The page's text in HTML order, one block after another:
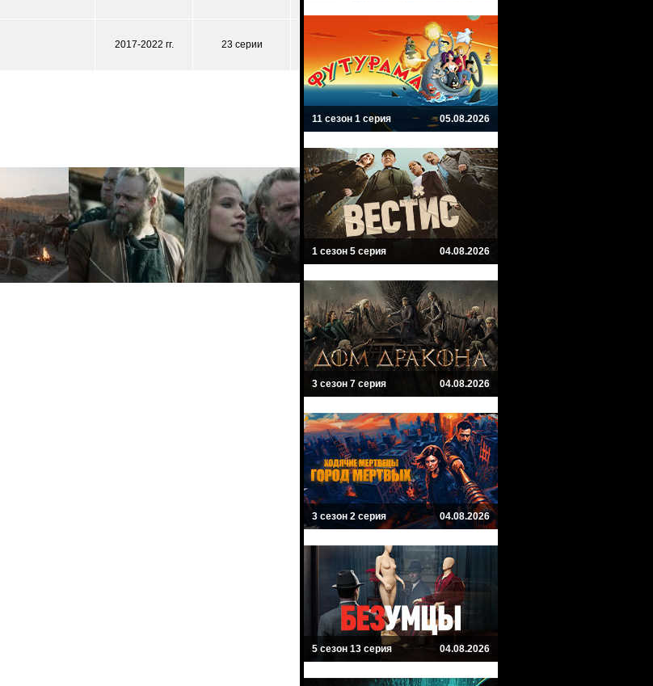
2017-2022 гг. 23 серии
11 сезон 1 серия 05.08.2026
1 сезон 5 серия 04.08.2026
3 сезон 7 серия 04.08.2026
3 сезон 2 серия 04.08.2026
5 сезон 13 серия 04.08.2026